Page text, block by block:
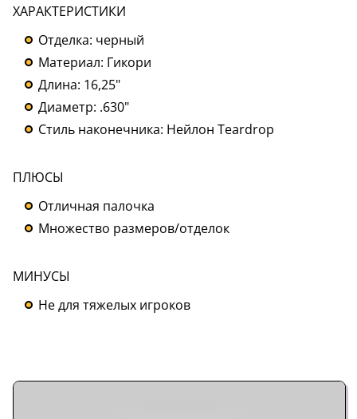
ХАРАКТЕРИСТИКИ
Отделка: черный
Материал: Гикори
Длина: 16,25"
Диаметр: .630"
Стиль наконечника: Нейлон Teardrop
ПЛЮСЫ
Отличная палочка
Множество размеров/отделок
МИНУСЫ
Не для тяжелых игроков